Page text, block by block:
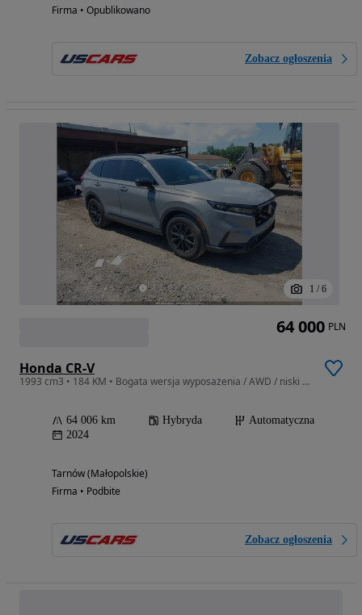
Firma • Opublikowano
Zobacz ogłoszenia
1 / 6
Honda CR-V
1993 cm3 • 184 KM • Bogata wersja wyposażenia / AWD / niski przebieg
64 006 km Hybryda
Automatyczna
2024
Tarnów (Małopolskie)
Firma • Podbite
Zobacz ogłoszenia
64 000 PLN